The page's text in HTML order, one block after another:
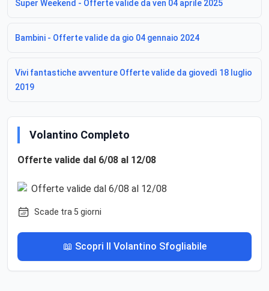
Super Weekend - Offerte valide da ven 04 aprile 2025
Bambini - Offerte valide da gio 04 gennaio 2024
Vivi fantastiche avventure Offerte valide da giovedì 18 luglio
2019
Volantino Completo
Offerte valide dal 6/08 al 12/08
Scade tra 5 giorni
📖 Scopri Il Volantino Sfogliabile